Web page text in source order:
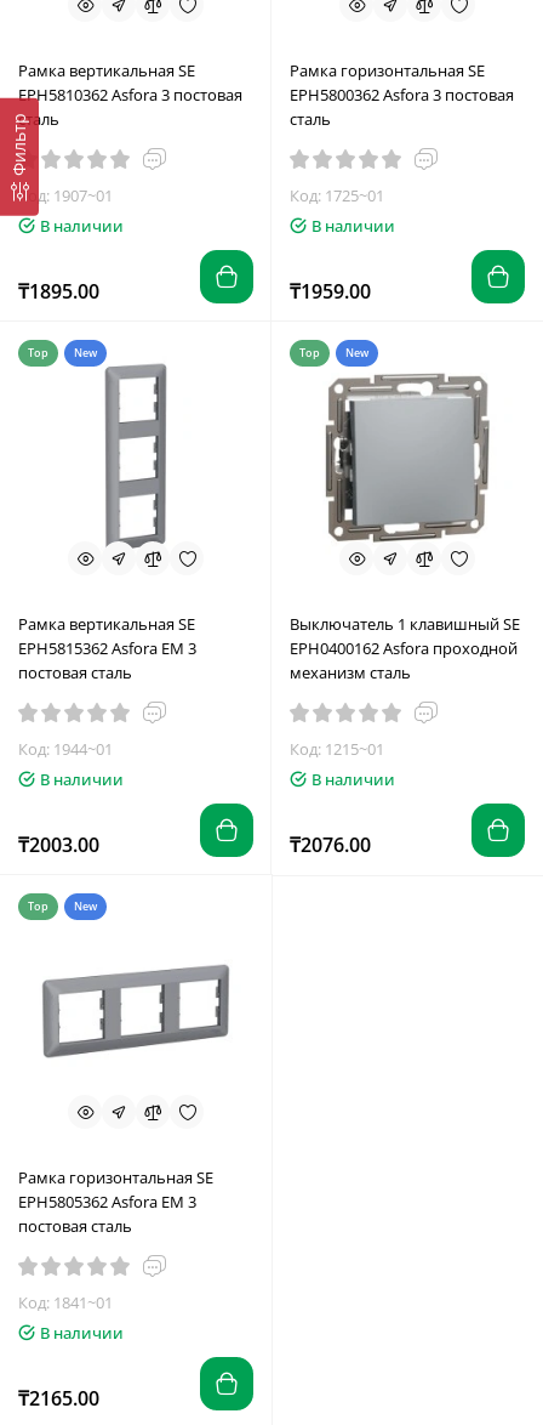
Фильтр
Рамка вертикальная SE
EPH5810362 Asfora 3 постовая
сталь
Код: 1907~01
В наличии
₸1895.00
Рамка горизонтальная SE
EPH5800362 Asfora 3 постовая
сталь
Код: 1725~01
В наличии
₸1959.00
Top New
Рамка вертикальная SE
EPH5815362 Asfora EM 3
постовая сталь
Код: 1944~01
В наличии
₸2003.00
Top New
Выключатель 1 клавишный SE
EPH0400162 Asfora проходной
механизм сталь
Код: 1215~01
В наличии
₸2076.00
Top New
Рамка горизонтальная SE
EPH5805362 Asfora EM 3
постовая сталь
Код: 1841~01
В наличии
₸2165.00